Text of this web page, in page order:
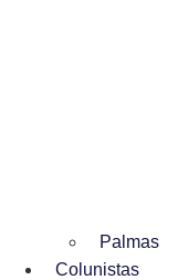
Palmas
Colunistas